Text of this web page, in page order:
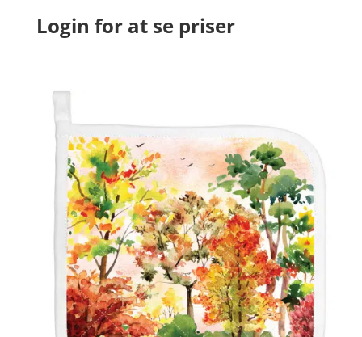
Login for at se priser